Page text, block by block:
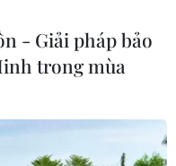
Cup 2016, đội tuyển
quốc tế đánh giá
trẻ đầy triển vọng.
- Giải pháp bảo
trong mùa